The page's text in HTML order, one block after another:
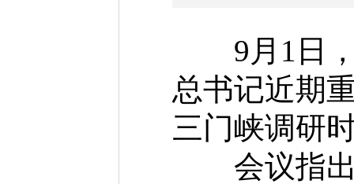
9月1日，
总书记近期
三门峡调研
会议指出